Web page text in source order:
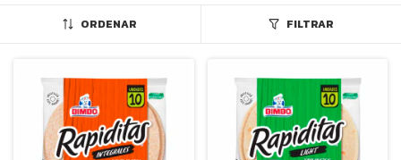
ORDENAR FILTRAR